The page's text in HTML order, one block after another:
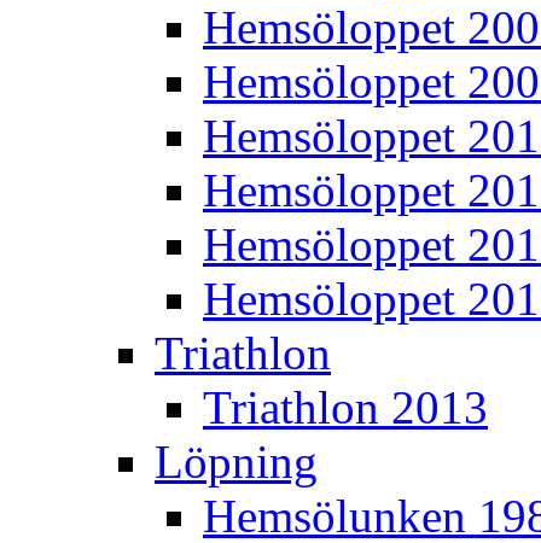
Hemsöloppet
Hemsöloppet
Hemsöloppet
Hemsöloppet
Hemsöloppet
Hemsöloppet
Triathlon
Triathlon 2013
Löpning
Hemsölunken